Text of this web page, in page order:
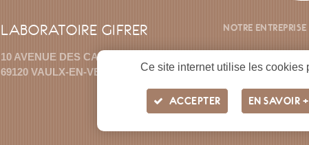
LABORATOIRE GIFRER
10 AVENUE DES CANUTS
69120 VAULX-EN-VELIN
NOTRE ENTREPRISE
BICARE+GIFRER.FR
Ce site internet utilise les cookies
ACCEPTER EN SAVOIR +